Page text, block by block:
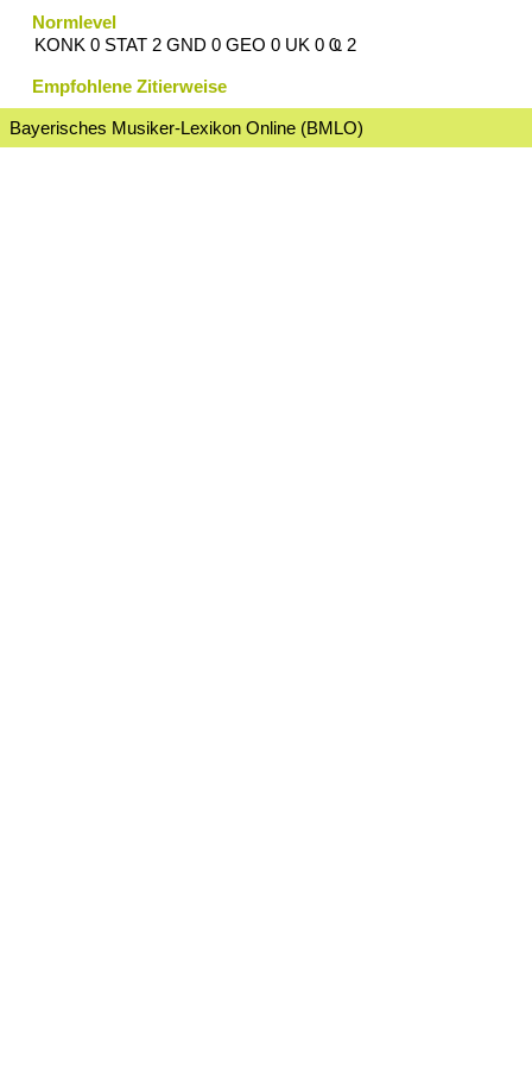
Normlevel
KONK 0 STAT 2 GND 0 GEO 0 UK 0 Ҩ 2
Empfohlene Zitierweise
Bayerisches Musiker-Lexikon Online (BMLO)